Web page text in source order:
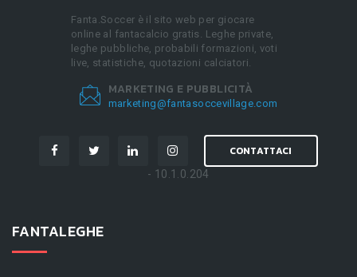
Fanta.Soccer è il sito web per giocare
online al fantacalcio gratis. Leghe private,
leghe pubbliche, probabili formazioni, voti
live, statistiche, quotazioni calciatori.
MARKETING E PUBBLICITÀ
marketing@fantasoccevillage.com
CONTATTACI
- 10.1.0.204
FANTALEGHE